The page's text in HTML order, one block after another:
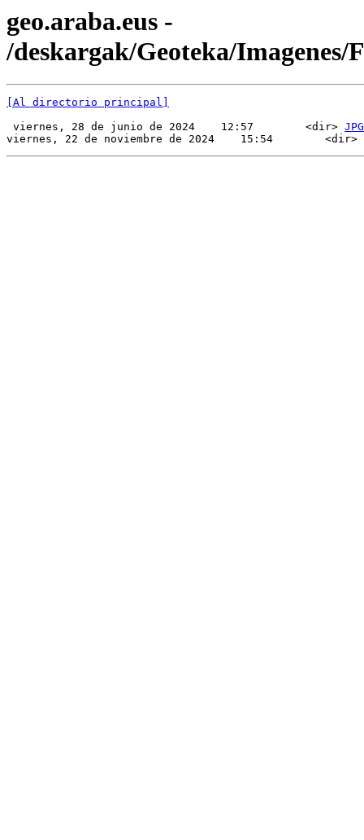
geo.araba.eus -
/deskargak/Geoteka/Imagenes/
[Al directorio principal]
viernes, 28 de junio de 2024    12:57        <dir> JPG
viernes, 22 de noviembre de 2024    15:54        <dir>